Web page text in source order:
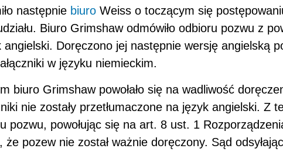
następnie biuro Weiss o toczącym się
Biuro Grimshaw odmówiło odbioru pozwu z
angielski. Doręczono jej następnie wersję angielską
w języku niemieckim.
biuro Grimshaw powołało się na wadliwość
nie zostały przetłumaczone na język angielski. Z
pozwu, powołując się na art. 8 ust. 1
że pozew nie został ważnie doręczony. Sąd